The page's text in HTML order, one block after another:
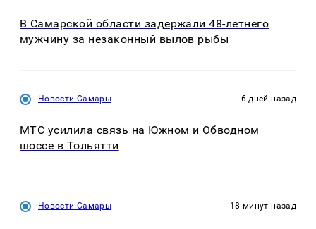
В Самарской области задержали 48-летнего
мужчину за незаконный вылов рыбы
Новости Самары 6 дней назад
МТС усилила связь на Южном и Обводном
шоссе в Тольятти
Новости Самары 18 минут назад